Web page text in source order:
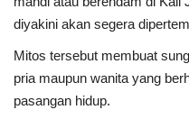
Kesehatan
Layanan Publik
Perempuan/Anak
diyakini akan segera
Mitos tersebut membuat
pria maupun wanita yang
pasangan hidup.